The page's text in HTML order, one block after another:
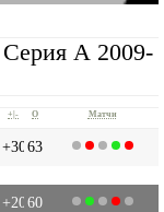
Серия А 2009-
+|- О Матчи
+3063
+2060